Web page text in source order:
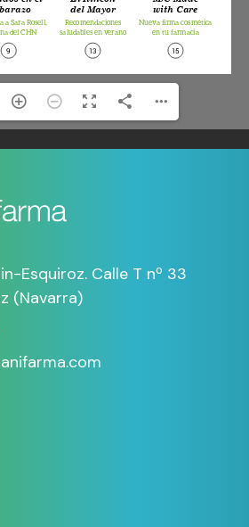
Esquiroz. Calle T nº 33
(Navarra)